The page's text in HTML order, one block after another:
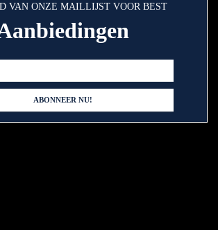
VAN ONZE MAILLIJST VOOR BEST